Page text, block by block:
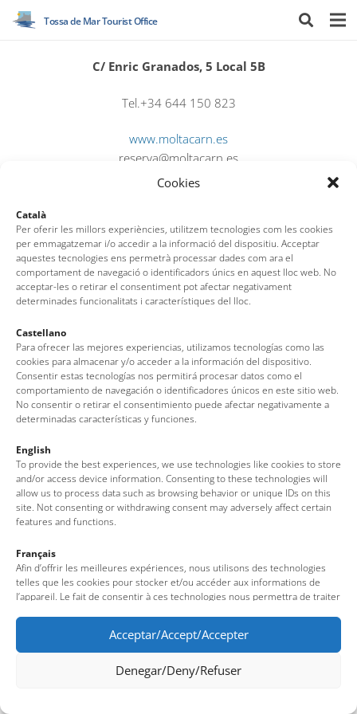
Cookies
Català
Per oferir les millors experiències, utilitzem tecnologies com les cookies
per emmagatzemar i/o accedir a la informació del dispositiu. Acceptar
aquestes tecnologies ens permetrà processar dades com ara el
comportament de navegació o identificadors únics en aquest lloc web. No
acceptar-les o retirar el consentiment pot afectar negativament
determinades funcionalitats i característiques del lloc.
Castellano
Para ofrecer las mejores experiencias, utilizamos tecnologías como las
cookies para almacenar y/o acceder a la información del dispositivo.
Consentir estas tecnologías nos permitirá procesar datos como el
comportamiento de navegación o identificadores únicos en este sitio web.
No consentir o retirar el consentimiento puede afectar negativamente a
determinadas características y funciones.
English
To provide the best experiences, we use technologies like cookies to store
and/or access device information. Consenting to these technologies will
allow us to process data such as browsing behavior or unique IDs on this
site. Not consenting or withdrawing consent may adversely affect certain
features and functions.
Français
Afin d’offrir les meilleures expériences, nous utilisons des technologies
telles que les cookies pour stocker et/ou accéder aux informations de
l’appareil. Le fait de consentir à ces technologies nous permettra de traiter
uniques sur ce site. Le fait de ne pas consentir ou de retirer son
consentement peut avoir un effet négatif sur certaines fonctionnalités et
caractéristiques du site.
Acceptar/Accept/Accepter
Denegar/Deny/Refuser
Tossa de Mar Tourist Office
C/ Enric Granados, 5 Local 5B
Tel.+34 644 150 823
www.moltacarn.es
reserva@moltacarn.es
Av. del Pelegrí, 25 – Edifici La Nau · 17320 – Tossa de Mar
(Girona – Costa Brava)
Tel: + 00 34 972 340 108 · Mail: info@visittossa.com
Legal note·Cookies policy Data protection